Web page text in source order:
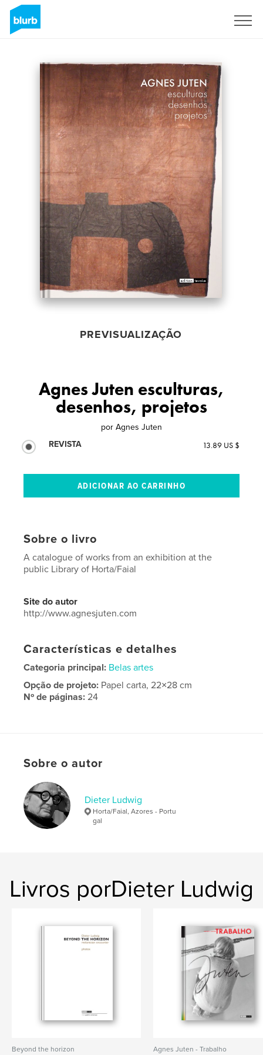
PREVISUALIZAÇÃO
Agnes Juten esculturas,
desenhos, projetos
por Agnes Juten
REVISTA
13.89 US $
Sobre o livro
A catalogue of works from an exhibition at the
public Library of Horta/Faial
Site do autor
http://www.agnesjuten.com
Características e detalhes
Categoria principal: Belas artes
Opção de projeto: Papel carta, 22×28 cm
Nº de páginas:24
Sobre o autor
Dieter Ludwig
Horta/Faial, Azores - Portu
gal
Livros porDieter Ludwig
Beyond the horizon
Agnes Juten - Trabalho